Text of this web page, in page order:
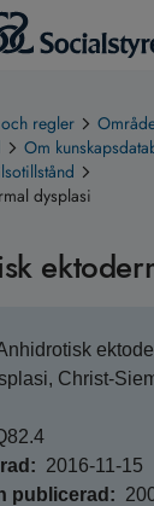
regler
Om
dysplasi
Christ-
2016-11-15
publicerad